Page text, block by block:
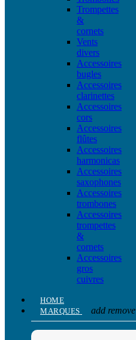
Trompettes
&
cornets
Vents
divers
Accessoires
bugles
Accessoires
clarinettes
Accessoires
cors
Accessoires
flûtes
Accessoires
harmonicas
Accessoires
saxophones
Accessoires
trombones
Accessoires
trompettes
&
cornets
Accessoires
gros
cuivres
HOME
MARQUES
add remove